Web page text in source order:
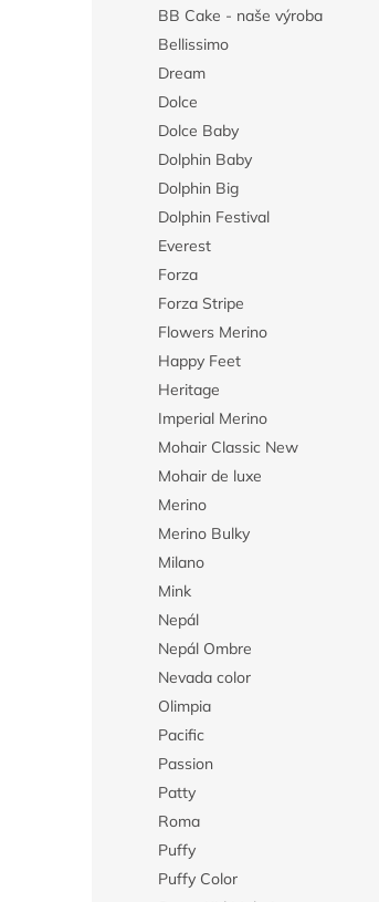
BB Cake - naše výroba
Bellissimo
Dream
Dolce
Dolce Baby
Dolphin Baby
Dolphin Big
Dolphin Festival
Everest
Forza
Forza Stripe
Flowers Merino
Happy Feet
Heritage
Imperial Merino
Mohair Classic New
Mohair de luxe
Merino
Merino Bulky
Milano
Mink
Nepál
Nepál Ombre
Nevada color
Olimpia
Pacific
Passion
Patty
Roma
Puffy
Puffy Color